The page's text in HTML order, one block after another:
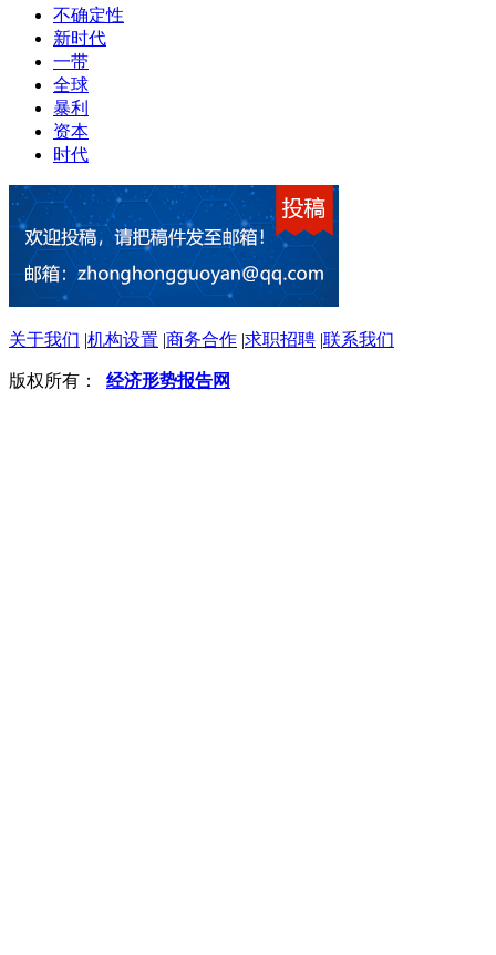
不确定性
新时代
一带
全球
暴利
资本
时代
关于我们 |机构设置 |商务合作 |求职招聘 |联系我们
版权所有： 经济形势报告网